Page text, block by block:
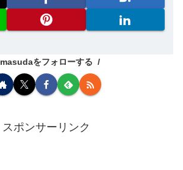
masudaをフォローする
スポンサーリンク